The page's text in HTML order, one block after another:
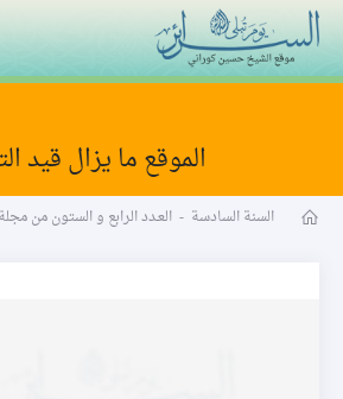
البث المباشر
الموقع ما يزال قيد
السنة السادسة - العـدد الرابع و الستون من